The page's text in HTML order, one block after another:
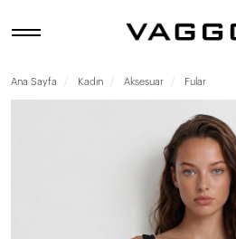
Ana Sayfa Kadın Aksesuar Fular